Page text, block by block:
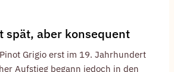
spät, aber konsequent
Grigio erst im 19. Jahrhundert
Aufstieg begann jedoch in den